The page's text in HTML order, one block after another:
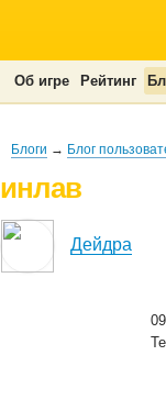
Об игре Рейтинг
Блоги → Блог
инлав
Дейдра